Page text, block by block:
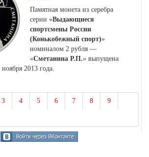
Памятная монета из серебра
серии «Выдающиеся
спортсмены России
(Конькобежный спорт)»
номиналом 2 рубля —
«Сметанина Р.П.» выпущена
2013 года.
3 4 5 6 7 8 9